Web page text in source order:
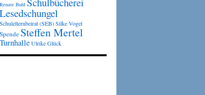
Renate Buhl
Lesedschungel
Schulelternbeirat (SEB)Silke Vogel
Spende Steffen Mertel
TurnhalleUlrike Glück